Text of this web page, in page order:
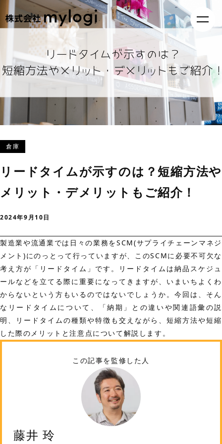
倉庫
リードタイムが示すのは？短縮方法や
メリット・デメリットもご紹介！
2024年9月10日
製造業や流通業では日々の業務をSCM(サプライチェーンマネジ
メント)にのっとって行っていますが、このSCMに必要不可欠な
考え方が 「リードタイム」 です。リードタイムは納品スケジュ
ールなどを立てる際に重要になってきますが、いまいちよくわ
からないという方もいるのではないでしょうか。今回は、そん
なリードタイムについて、「納期」との違いや関連語彙の説
明、リードタイムの種類や特徴も交えながら、短縮方法や短縮
した際のメリットと注意点について解説します。
この記事を監修した人
藤井 玲